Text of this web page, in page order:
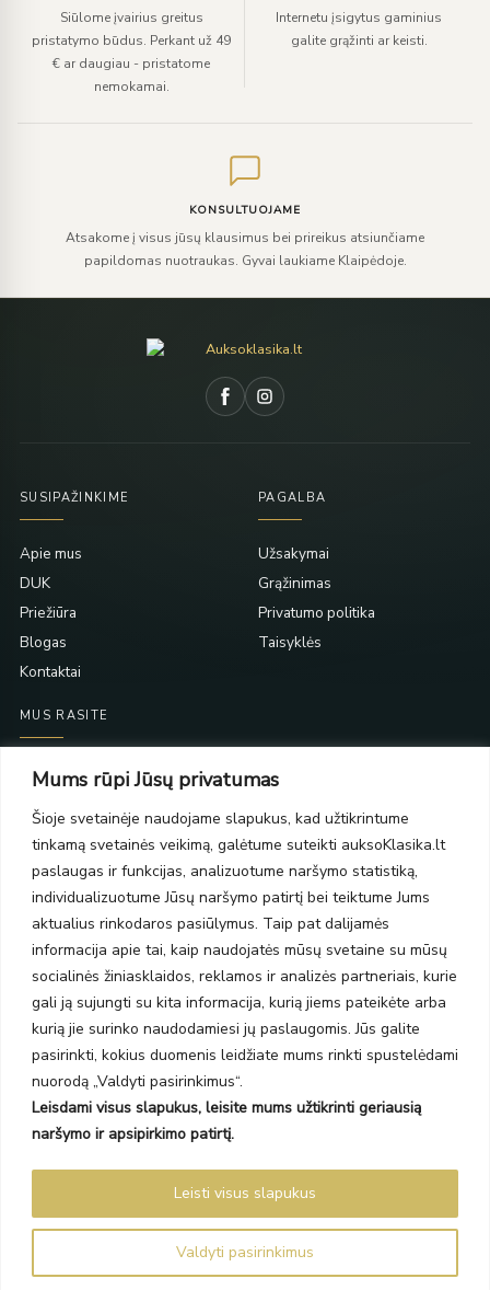
Mums rūpi Jūsų privatumas
Šioje svetainėje naudojame slapukus, kad užtikrintume
tinkamą svetainės veikimą, galėtume suteikti auksoKlasika.lt
paslaugas ir funkcijas, analizuotume naršymo statistiką,
individualizuotume Jūsų naršymo patirtį bei teiktume Jums
aktualius rinkodaros pasiūlymus. Taip pat dalijamės
informacija apie tai, kaip naudojatės mūsų svetaine su mūsų
socialinės žiniasklaidos, reklamos ir analizės partneriais, kurie
gali ją sujungti su kita informacija, kurią jiems pateikėte arba
kurią jie surinko naudodamiesi jų paslaugomis. Jūs galite
pasirinkti, kokius duomenis leidžiate mums rinkti spustelėdami
nuorodą „Valdyti pasirinkimus“.
Leisdami visus slapukus, leisite mums užtikrinti geriausią
naršymo ir apsipirkimo patirtį.
Valdyti pasirinkimus
Leisti visus slapukus
Siūlome įvairius greitus
pristatymo būdus. Perkant už 49
€ ar daugiau - pristatome
nemokamai.
Internetu įsigytus gaminius
galite grąžinti ar keisti.
KONSULTUOJAME
Atsakome į visus jūsų klausimus bei prireikus atsiunčiame
papildomas nuotraukas. Gyvai laukiame Klaipėdoje.
SUSIPAŽINKIME
Apie mus
DUK
Priežiūra
Blogas
Kontaktai
PAGALBA
Užsakymai
Grąžinimas
Privatumo politika
Taisyklės
MUS RASITE
Taikos pr. 139
PC Molas, Klaipėda
Taikos pr. 141
PC BIG 2, Klaipėda
Šilutės pl. 35
PC Banginis, Klaipėda
NAUJIENLAIŠKIS
Prenumeruokite ir gaukite pasiūlymus, naujienas bei riboto
leidimo kolekcijas.
Prenumeruodami sutinkate su Taisyklėmis ir Privatumo politika.
Auksoklasika.lt © 2026 Visos teisės saugomos